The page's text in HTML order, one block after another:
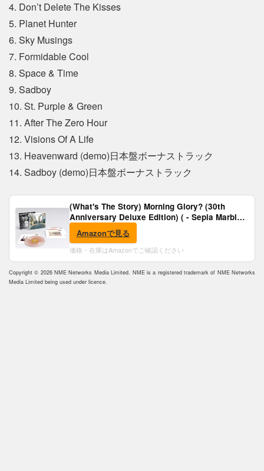
4. Don’t Delete The Kisses
5. Planet Hunter
6. Sky Musings
7. Formidable Cool
8. Space & Time
9. Sadboy
10. St. Purple & Green
11. After The Zero Hour
12. Visions Of A Life
13. Heavenward (demo)日本盤ボーナストラック
14. Sadboy (demo)日本盤ボーナストラック
(What's The Story) Morning Glory? (30th
Anniversary Deluxe Edition) ( - Sepia Marble
Vinyl) [Analog]
Amazonで見る
価格・在庫はAmazonでご確認ください
Copyright © 2026 NME Networks Media Limited. NME is a registered trademark of NME Networks
Media Limited being used under licence.